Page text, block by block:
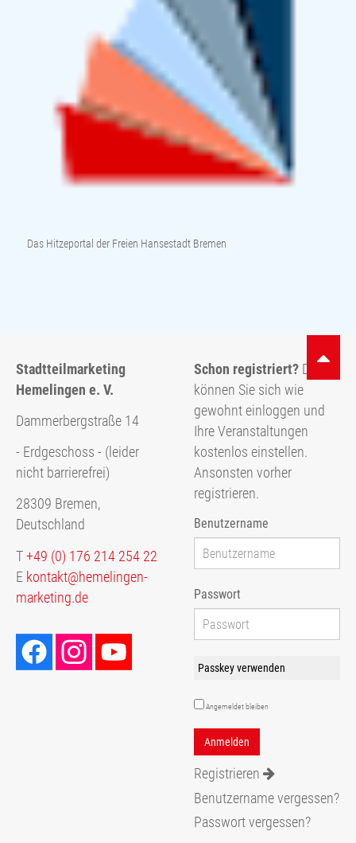
Das Hitzeportal der Freien Hansestadt Bremen
Stadtteilmarketing
Hemelingen e. V.
Dammerbergstraße 14
- Erdgeschoss - (leider
nicht barrierefrei)
28309 Bremen,
Deutschland
T +49 (0) 176 214 254 22
E kontakt@hemelingen-
marketing.de
Schon registriert? Dann
können Sie sich wie
gewohnt einloggen und
Ihre Veranstaltungen
kostenlos einstellen.
Ansonsten vorher
registrieren.
Benutzername
Passwort
Passkey verwenden
Angemeldet bleiben
Registrieren
Benutzername vergessen?
Passwort vergessen?